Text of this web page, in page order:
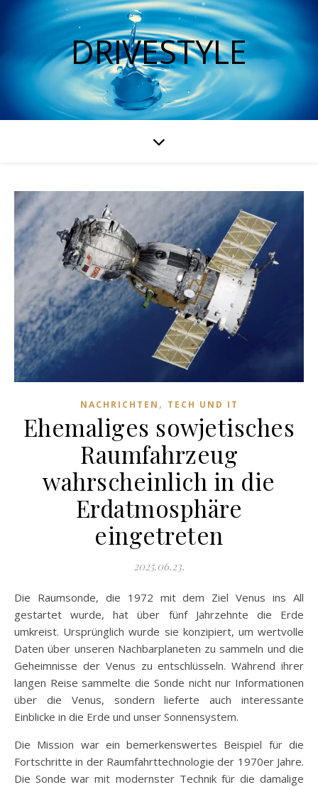
DRIVESTYLE
NACHRICHTEN , TECH UND IT
Ehemaliges sowjetisches
Raumfahrzeug
wahrscheinlich in die
Erdatmosphäre
eingetreten
2025.06.23.
Die Raumsonde, die 1972 mit dem Ziel Venus ins All
gestartet wurde, hat über fünf Jahrzehnte die Erde
umkreist. Ursprünglich wurde sie konzipiert, um wertvolle
Daten über unseren Nachbarplaneten zu sammeln und die
Geheimnisse der Venus zu entschlüsseln. Während ihrer
langen Reise sammelte die Sonde nicht nur Informationen
über die Venus, sondern lieferte auch interessante
Einblicke in die Erde und unser Sonnensystem.
Die Mission war ein bemerkenswertes Beispiel für die
Fortschritte in der Raumfahrttechnologie der 1970er Jahre.
Die Sonde war mit modernster Technik für die damalige